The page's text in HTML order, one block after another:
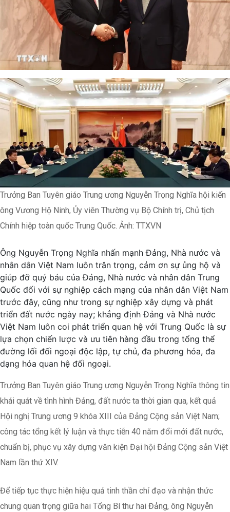
Trưởng Ban Tuyên giáo Trung ương Nguyễn Trọng Nghĩa hội kiến
ông Vương Hộ Ninh, Ủy viên Thường vụ Bộ Chính trị, Chủ tịch
Chính hiệp toàn quốc Trung Quốc. Ảnh: TTXVN
Ông Nguyễn Trọng Nghĩa nhấn mạnh Đảng, Nhà nước và
nhân dân Việt Nam luôn trân trọng, cảm ơn sự ủng hộ và
giúp đỡ quý báu của Đảng, Nhà nước và nhân dân Trung
Quốc đối với sự nghiệp cách mạng của nhân dân Việt Nam
trước đây, cũng như trong sự nghiệp xây dựng và phát
triển đất nước ngày nay; khẳng định Đảng và Nhà nước
Việt Nam luôn coi phát triển quan hệ với Trung Quốc là sự
lựa chọn chiến lược và ưu tiên hàng đầu trong tổng thể
đường lối đối ngoại độc lập, tự chủ, đa phương hóa, đa
dạng hóa quan hệ đối ngoại.
Trưởng Ban Tuyên giáo Trung ương Nguyễn Trọng Nghĩa thông tin
khái quát về tình hình Đảng, đất nước ta thời gian qua, kết quả
Hội nghị Trung ương 9 khóa XIII của Đảng Cộng sản Việt Nam;
công tác tổng kết lý luận và thực tiễn 40 năm đổi mới đất nước,
chuẩn bị, phục vụ xây dựng văn kiện Đại hội Đảng Cộng sản Việt
Nam lần thứ XIV.
Để tiếp tục thực hiện hiệu quả tinh thần chỉ đạo và nhận thức
chung quan trọng giữa hai Tổng Bí thư hai Đảng, ông Nguyễn